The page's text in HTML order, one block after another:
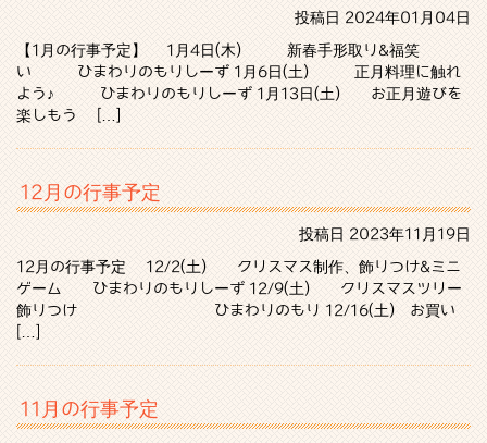
投稿日 2024年01月04日
【1月の行事予定】 1月4日(木) 新春手形取り&福笑
い ひまわりのもりしーず 1月6日(土) 正月料理に触れ
よう♪ ひまわりのもりしーず 1月13日(土) お正月遊びを
楽しもう […]
12月の行事予定
投稿日 2023年11月19日
12月の行事予定 12/2(土) クリスマス制作、飾りつけ&ミニ
ゲーム ひまわりのもりしーず 12/9(土) クリスマスツリー
飾りつけ ひまわりのもり 12/16(土) お買い
11月の行事予定